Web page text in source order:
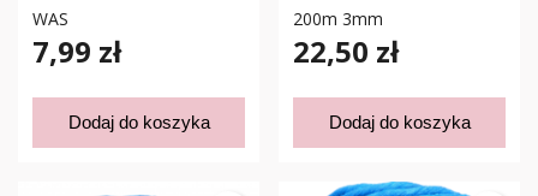
WAS
7,99 zł
Dodaj do koszyka
200m 3mm
22,50 zł
Dodaj do koszyka